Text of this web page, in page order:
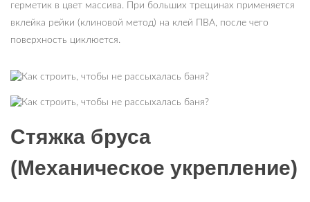
герметик в цвет массива. При больших трещинах применяется
вклейка рейки (клиновой метод) на клей ПВА, после чего
поверхность циклюется.
Стяжка бруса
(Механическое укрепление)